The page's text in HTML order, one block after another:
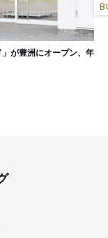
が豊洲にオープン、年